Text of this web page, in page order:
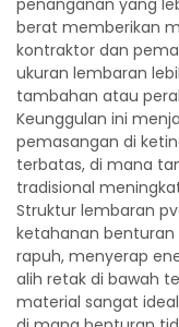
penanganan yang
berat memberikan
kontraktor dan
ukuran lembaran
tambahan atau
Keunggulan ini
pemasangan di
terbatas, di mana
tradisional
Struktur lembaran
ketahanan benturan
rapuh, menyerap
alih retak di bawah
material sangat